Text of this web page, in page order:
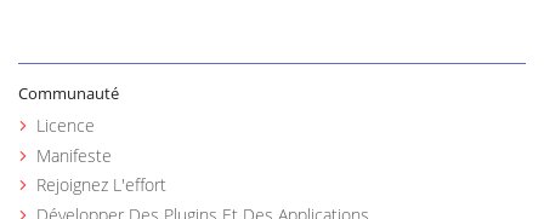
Communauté
Licence
Manifeste
Rejoignez L'effort
Développer Des Plugins Et Des Applications